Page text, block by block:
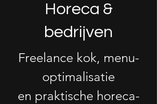
Horeca &
bedrijven
Freelance kok, menu-
optimalisatie
en praktische horeca-